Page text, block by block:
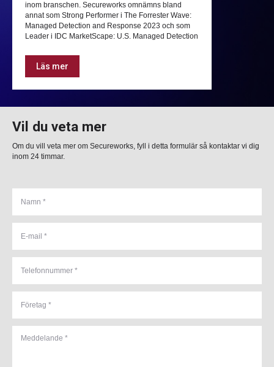
inom branschen. Secureworks omnämns bland
annat som Strong Performer i The Forrester Wave:
Managed Detection and Response 2023 och som
Leader i IDC MarketScape: U.S. Managed Detection
Läs mer
Vil du veta mer
Om du vill veta mer om Secureworks, fyll i detta formulär så kontaktar vi dig
inom 24 timmar.